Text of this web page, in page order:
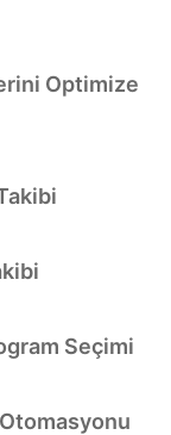
Optimize
Seçimi